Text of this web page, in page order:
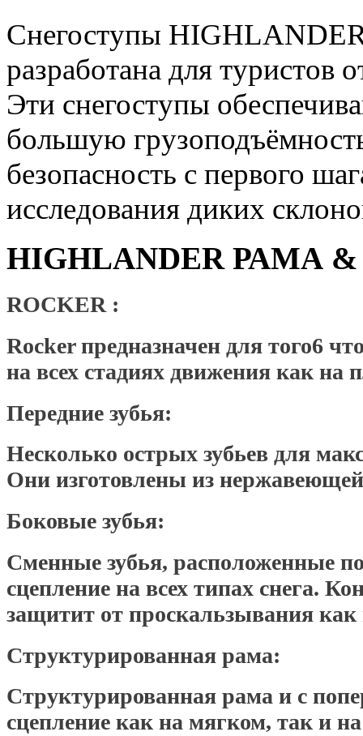
Снегоступы
разработана для туристов
Эти снегоступы
большую
безопасность с первого
исследования диких
HIGHLANDER РАМА
ROCKER :
Rocker предназначен для того6
на всех стадиях движения как на
Передние зубья:
Несколько острых зубьев для
Они изготовлены из
Боковые зубья:
Сменные зубья, расположенные
сцепление на всех типах снега.
защитит от проскальзывания как
Структурированная рама:
Структурированная рама и с
сцепление как на мягком, так и